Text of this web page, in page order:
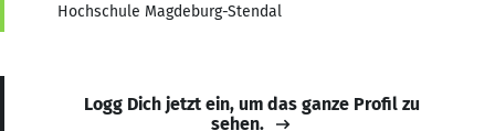
Hochschule Magdeburg-Stendal
Logg Dich jetzt ein, um das ganze Profil zu
sehen.